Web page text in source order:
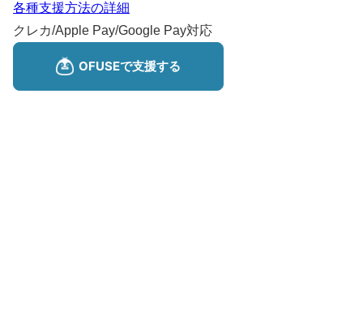
各種支援方法の詳細
クレカ/Apple Pay/Google Pay対応